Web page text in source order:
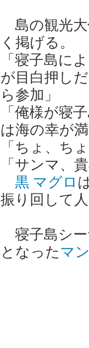
島の観光大
く掲げる。
「寝子島に
が目白押し
ら参加」
「俺様が寝
は海の幸が
「ちょ、ち
「サンマ、
黒 マグロ
振り回して
寝子島シー
となったマ